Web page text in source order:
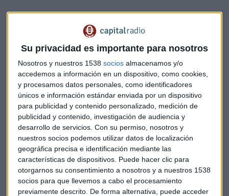
Su privacidad es importante para nosotros
Nosotros y nuestros 1538 socios almacenamos y/o
accedemos a información en un dispositivo, como cookies,
y procesamos datos personales, como identificadores
únicos e información estándar enviada por un dispositivo
para publicidad y contenido personalizado, medición de
publicidad y contenido, investigación de audiencia y
desarrollo de servicios. Con su permiso, nosotros y
nuestros socios podemos utilizar datos de localización
geográfica precisa e identificación mediante las
características de dispositivos. Puede hacer clic para
otorgarnos su consentimiento a nosotros y a nuestros 1538
socios para que llevemos a cabo el procesamiento
previamente descrito. De forma alternativa, puede acceder
ParaOriente Mediola caída será del 3,7%; por detrás
Europa del este(-3%) y
Las regiones que van a soportar mejor los golpes de la crisis
climática en sus economías van a serNorteamérica, cuyo
PIB se vería reducido en un 1% y Europa occidental
descenso del 1,7% en su economía.
Ambas regiones, según los expertos, están mejor
preparadas para este reto desde el punto de vista
institucional.
El Acuerdo de París puede no ser
suficiente